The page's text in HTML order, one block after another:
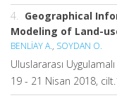
4. Geographical
Modeling of Land-
BENLİAY A., SOYDAN O.
Uluslararası
19 - 21 Nisan 2018,